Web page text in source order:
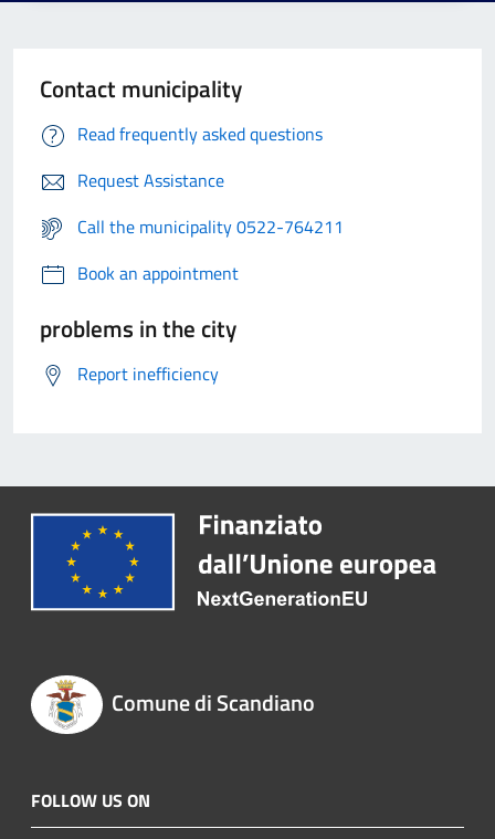
Contact municipality
Read frequently asked questions
Request Assistance
Call the municipality 0522-764211
Book an appointment
problems in the city
Report inefficiency
Comune di Scandiano
FOLLOW US ON